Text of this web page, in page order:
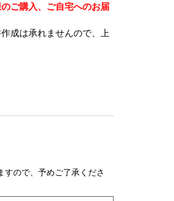
ご購入、ご自宅へのお届
成は承れませんので、上
すので、予めご了承くださ